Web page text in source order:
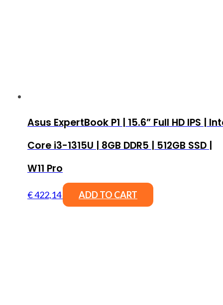
Asus ExpertBook P1 | 15.6” Full HD IPS |
Core i3-1315U | 8GB DDR5 | 512GB SSD |
W11 Pro
€422,14 ADD TO CART